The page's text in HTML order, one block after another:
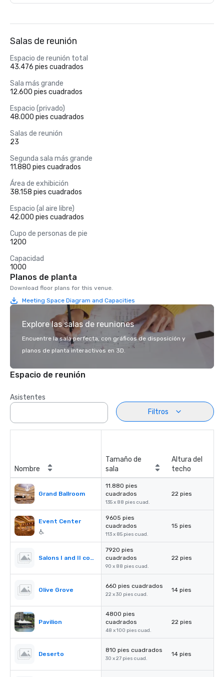
Salas de reunión
Espacio de reunión total
43.476 pies cuadrados
Sala más grande
12.600 pies cuadrados
Espacio (privado)
48.000 pies cuadrados
Salas de reunión
23
Segunda sala más grande
11.880 pies cuadrados
Área de exhibición
38.158 pies cuadrados
Espacio (al aire libre)
42.000 pies cuadrados
Cupo de personas de pie
1200
Capacidad
1000
Planos de planta
Download floor plans for this venue.
Meeting Space Diagram and Capacities
Explore las salas de reuniones
Encuentre la sala perfecta, con gráficos de disposición y
planos de planta interactivos en 3D.
Espacio de reunión
Asistentes
Filtros
Nombre
Tamaño de
sala
Altura del
techo
Grand Ballroom
11.880 pies
cuadrados
135 x 88 pies cuad.
22 pies
Event Center
9605 pies
cuadrados
113 x 85 pies cuad.
15 pies
Salons I and II combined
7920 pies
cuadrados
90 x 88 pies cuad.
22 pies
Olive Grove
660 pies cuadrados
22 x 30 pies cuad.
14 pies
Pavilion
4800 pies
cuadrados
48 x 100 pies cuad.
22 pies
Deserto
810 pies cuadrados
30 x 27 pies cuad.
14 pies